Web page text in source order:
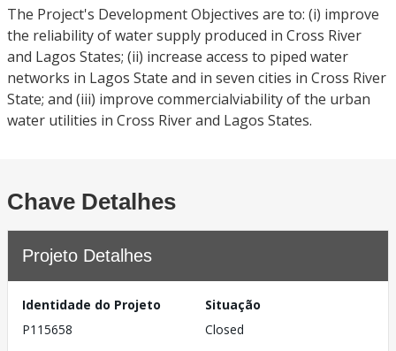
The Project's Development Objectives are to: (i) improve
the reliability of water supply produced in Cross River
and Lagos States; (ii) increase access to piped water
networks in Lagos State and in seven cities in Cross River
State; and (iii) improve commercialviability of the urban
water utilities in Cross River and Lagos States.
Chave Detalhes
Projeto Detalhes
Identidade do Projeto
P115658
Situação
Closed